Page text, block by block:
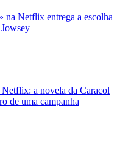
na Netflix entrega a escolha
a novela da Caracol
de uma campanha